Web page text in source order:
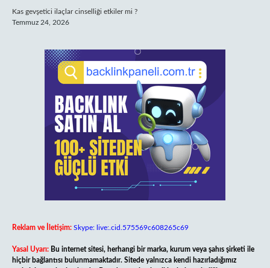
Kas gevşetici ilaçlar cinselliği etkiler mi ?
Temmuz 24, 2026
Reklam ve İletişim: Skype: live:.cid.575569c608265c69
Yasal Uyarı: Bu internet sitesi, herhangi bir marka, kurum veya şahıs şirketi ile
hiçbir bağlantısı bulunmamaktadır. Sitede yalnızca kendi hazırladığımız